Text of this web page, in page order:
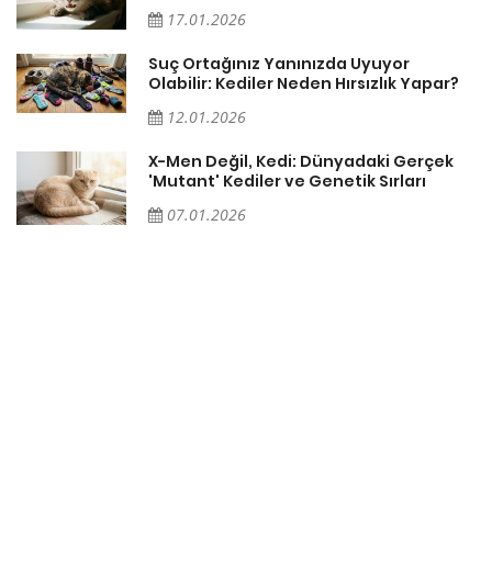
17.01.2026
Suç Ortağınız Yanınızda Uyuyor
Olabilir: Kediler Neden Hırsızlık Yapar?
12.01.2026
X-Men Değil, Kedi: Dünyadaki Gerçek
'Mutant' Kediler ve Genetik Sırları
07.01.2026